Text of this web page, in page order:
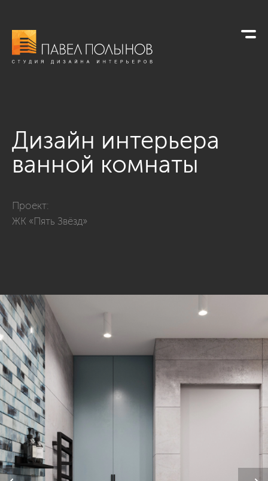
Дизайн интерьера
ванной комнаты
Проект:
ЖК «Пять Звёзд»